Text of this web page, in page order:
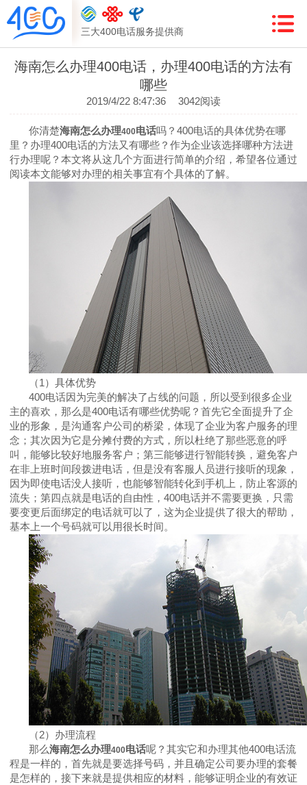
三大400电话服务提供商
海南怎么办理400电话，办理400电话的方法有
哪些
2019/4/22 8:47:36 3042阅读
你清楚海南怎么办理400电话吗？ 400电话的具体优势在哪
里？办理400电话的方法又有哪些？作为企业该选择哪种方法进
行办理呢？本文将从这几个方面进行简单的介绍，希望各位通过
阅读本文能够对办理的相关事宜有个具体的了解。
（1 ）具体优势
400电话因为完美的解决了占线的问题，所以受到很多企业
主的喜欢，那么是400电话有哪些优势呢？首先它全面提升了企
业的形象，是沟通客户公司的桥梁，体现了企业为客户服务的理
念；其次因为它是分摊付费的方式，所以杜绝了那些恶意的呼
叫，能够比较好地服务客户；第三能够进行智能转换，避免客户
在非上班时间段拨进电话，但是没有客服人员进行接听的现象，
因为即使电话没人接听，也能够智能转化到手机上，防止客源的
流失；第四点就是电话的自由性， 400电话并不需要更换，只需
要变更后面绑定的电话就可以了，这为企业提供了很大的帮助，
基本上一个号码就可以用很长时间。
（2）办理流程
那么海南怎么办理400电话呢？其实它和办理其他400电话流
程是一样的，首先就是要选择号码，并且确定公司要办理的套餐
是怎样的，接下来就是提供相应的材料，能够证明企业的有效证